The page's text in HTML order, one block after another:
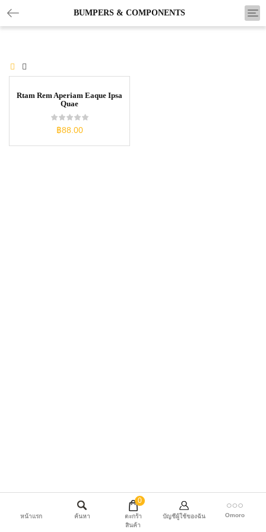
BUMPERS & COMPONENTS
Rtam Rem Aperiam Eaque Ipsa
Quae
฿88.00
หน้าแรก ค้นหา
0
ตะกร้า
สินค้า
บัญชีผู้ใช้ของฉัน Omoro